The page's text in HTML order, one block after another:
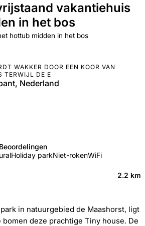
vakantiehuis
in het bos
hottub midden in het bos
WAKKER DOOR EEN KOOR VAN
TERWIJL DE E
Nederland
Beoordelingen
Holiday parkNiet-rokenWiFi
2.2 km
in natuurgebied de Maashorst, ligt
deze prachtige Tiny house. De